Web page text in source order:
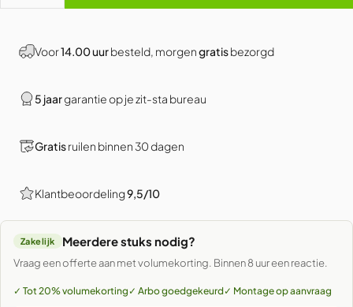
Voor14.00 uurbesteld, morgengratisbezorgd
5 jaargarantie op je zit-sta bureau
Gratisruilen binnen 30 dagen
Klantbeoordeling9,5/10
Zakelijk Meerdere stuks nodig?
Vraag een offerte aan met volumekorting. Binnen 8 uur een reactie.
✓ Tot 20% volumekorting ✓ Arbo goedgekeurd✓ Montage op aanvraag